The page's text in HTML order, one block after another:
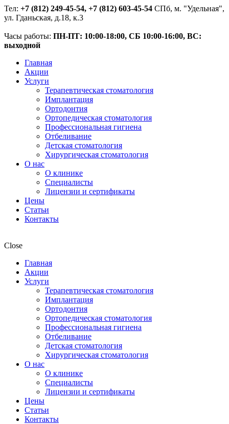
Тел: +7 (812) 249-45-54, +7 (812) 603-45-54 СПб, м. "Удельная",
ул. Гданьская, д.18, к.3
Часы работы: ПН-ПТ: 10:00-18:00, СБ 10:00-16:00, ВС:
выходной
Главная
Акции
Услуги
Терапевтическая стоматология
Имплантация
Ортодонтия
Ортопедическая стоматология
Профессиональная гигиена
Отбеливание
Детская стоматология
Хирургическая стоматология
О нас
О клинике
Специалисты
Лицензии и сертификаты
Цены
Статьи
Контакты
Close
Главная
Акции
Услуги
Терапевтическая стоматология
Имплантация
Ортодонтия
Ортопедическая стоматология
Профессиональная гигиена
Отбеливание
Детская стоматология
Хирургическая стоматология
О нас
О клинике
Специалисты
Лицензии и сертификаты
Цены
Статьи
Контакты